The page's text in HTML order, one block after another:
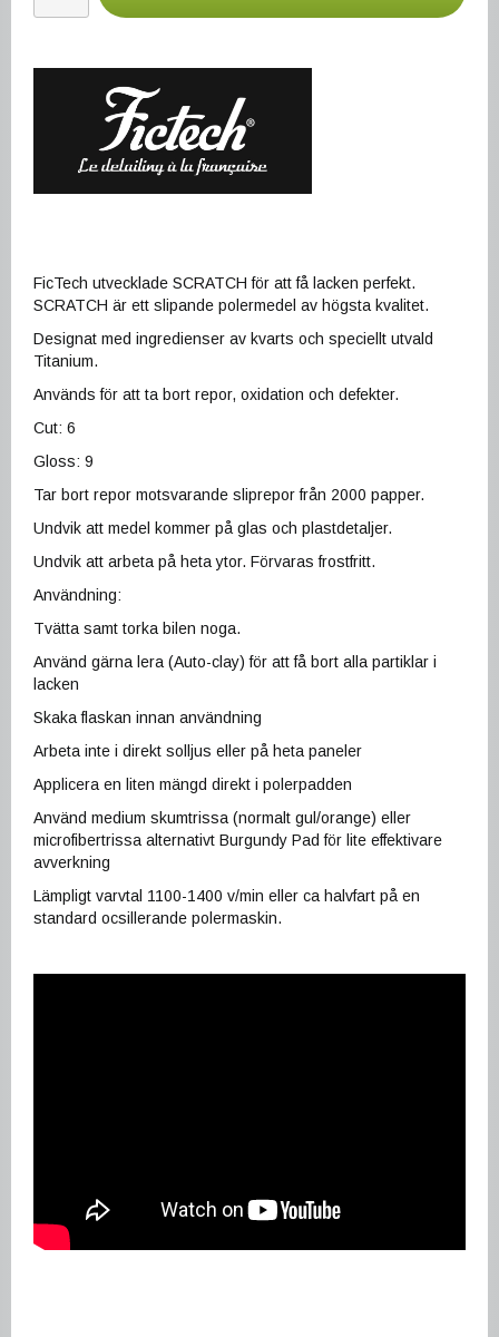
FicTech utvecklade SCRATCH för att få lacken perfekt.
SCRATCH är ett slipande polermedel av högsta kvalitet.
Designat med ingredienser av kvarts och speciellt utvald
Titanium.
Används för att ta bort repor, oxidation och defekter.
Cut: 6
Gloss: 9
Tar bort repor motsvarande sliprepor från 2000 papper.
Undvik att medel kommer på glas och plastdetaljer.
Undvik att arbeta på heta ytor. Förvaras frostfritt.
Användning:
Tvätta samt torka bilen noga.
Använd gärna lera (Auto-clay) för att få bort alla partiklar i
lacken
Skaka flaskan innan användning
Arbeta inte i direkt solljus eller på heta paneler
Applicera en liten mängd direkt i polerpadden
Använd medium skumtrissa (normalt gul/orange) eller
microfibertrissa alternativt Burgundy Pad för lite effektivare
avverkning
Lämpligt varvtal 1100-1400 v/min eller ca halvfart på en
standard ocsillerande polermaskin.